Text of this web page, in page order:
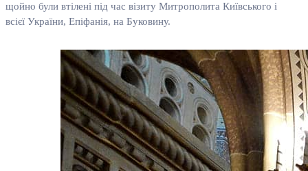
щойно були втілені під час візиту Митрополита Київського і
всієї України, Епіфанія, на Буковину.